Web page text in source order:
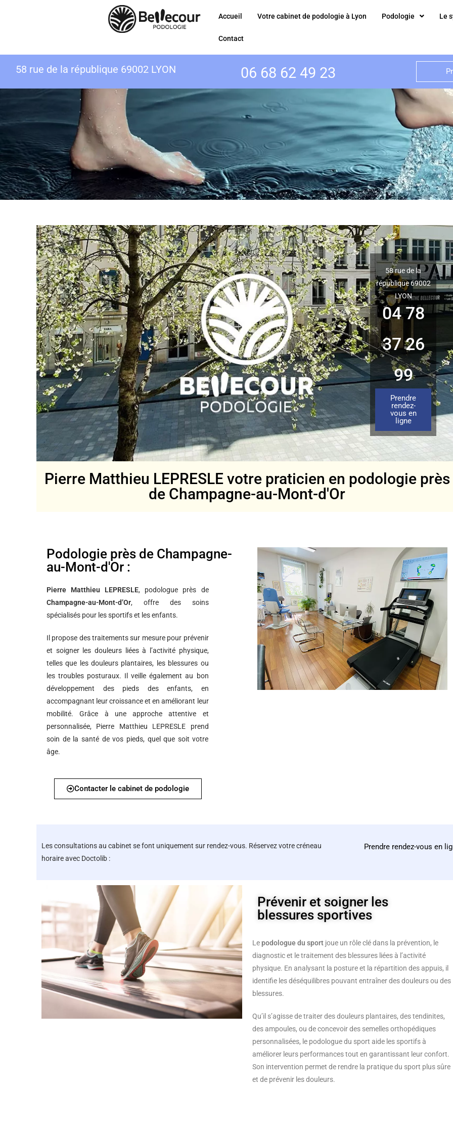
Accueil Votre cabinet de podologie à Lyon Podologie Le
Contact
58 rue de la république 69002 LYON 06 68 62 49 23
58 rue de la
république 69002
LYON
04 78
37 26
99
Prendre
rendez-
vous en
ligne
Pierre Matthieu LEPRESLE votre praticien en podologie près
de Champagne-au-Mont-d'Or
Podologie près de Champagne-
au-Mont-d'Or :
Pierre Matthieu LEPRESLE, podologue près de
Champagne-au-Mont-d’Or, offre des soins
spécialisés pour les sportifs et les enfants.
Il propose des traitements sur mesure pour prévenir
et soigner les douleurs liées à l’activité physique,
telles que les douleurs plantaires, les blessures ou
les troubles posturaux. Il veille également au bon
développement des pieds des enfants, en
accompagnant leur croissance et en améliorant leur
mobilité. Grâce à une approche attentive et
personnalisée, Pierre Matthieu LEPRESLE prend
soin de la santé de vos pieds, quel que soit votre
âge.
Contacter le cabinet de podologie
Les consultations au cabinet se font uniquement sur rendez-vous. Réservez votre créneau
horaire avec Doctolib :
Prendre rendez-vous en
Prévenir et soigner les
blessures sportives
Lepodologue du sportjoue un rôle clé dans la prévention, le
diagnostic et le traitement des blessures liées à l’activité
physique. En analysant la posture et la répartition des appuis, il
identifie les déséquilibres pouvant entraîner des douleurs ou des
blessures.
Qu’il s’agisse de traiter des douleurs plantaires, des tendinites,
des ampoules, ou de concevoir des semelles orthopédiques
personnalisées, le podologue du sport aide les sportifs à
améliorer leurs performances tout en garantissant leur confort.
Son intervention permet de rendre la pratique du sport plus sûre
et de prévenir les douleurs.